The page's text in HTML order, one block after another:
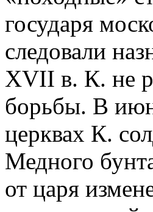
государя
следовали
XVII в. К. не
борьбы. В
церквах К.
Медного
от царя